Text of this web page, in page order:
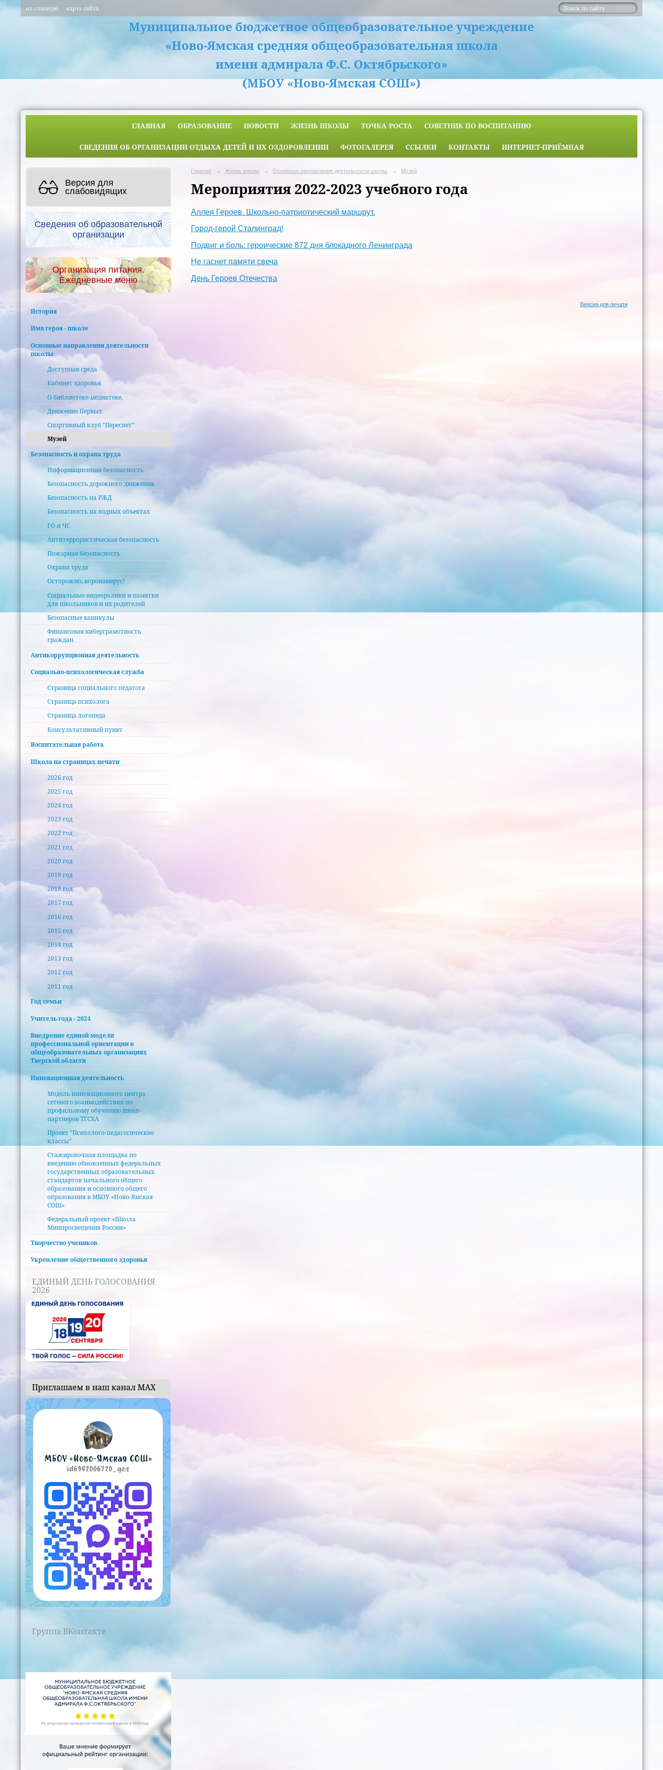
на главную карта сайта
Муниципальное бюджетное общеобразовательное учреждение
«Ново-Ямская средняя общеобразовательная школа
имени адмирала Ф.С. Октябрьского»
(МБОУ «Ново-Ямская СОШ»)
ГЛАВНАЯ ОБРАЗОВАНИЕ НОВОСТИ ЖИЗНЬ ШКОЛЫ ТОЧКА РОСТА СОВЕТНИК ПО ВОСПИТАНИЮ
СВЕДЕНИЯ ОБ ОРГАНИЗАЦИИ ОТДЫХА ДЕТЕЙ И ИХ ОЗДОРОВЛЕНИИ ФОТОГАЛЕРЕЯ ССЫЛКИ КОНТАКТЫ ИНТЕРНЕТ-ПРИЁМНАЯ
Версия для
слабовидящих
Сведения об образовательной
организации
Организация питания.
Ежедневные меню
История
Имя героя - школе
Основные направления деятельности
школы
Доступная среда
Кабинет здоровья
О библиотеке-медиатеке.
Движение Первых
Спортивный клуб "Пересвет"
Музей
Безопасность и охрана труда
Информационная безопасность
Безопасность дорожного движения
Безопасность на РЖД
Безопасность на водных объектах
ГО и ЧС
Антитеррористическая безопасность
Пожарная безопасность
Охрана труда
Осторожно, коронавирус!
Социальные видеоролики и памятки
для школьников и их родителей
Безопасные каникулы
Финансовая киберграмотность
граждан
Антикоррупционная деятельность
Социально-психологическая служба
Страница социального педагога
Страница психолога
Страница логопеда
Консультативный пункт
Воспитательная работа
Школа на страницах печати
2026 год
2025 год
2024 год
2023 год
2022 год
2021 год
2020 год
2019 год
2018 год
2017 год
2016 год
2015 год
2014 год
2013 год
2012 год
2011 год
Год семьи
Учитель года - 2024
Внедрение единой модели
профессиональной ориентации в
общеобразовательных организациях
Тверской области
Инновационная деятельность
Модель инновационного центра
сетевого взаимодействия по
профильному обучению школ-
партнеров ТГСХА
Проект "Психолого-педагогические
классы"
Стажировочная площадка по
введению обновленных федеральных
государственных образовательных
стандартов начального общего
образования и основного общего
образования в MБОУ «Ново-Ямская
СОШ»
Федеральный проект «Школа
Минпросвещения России»
Творчество учеников
Укрепление общественного здоровья
ЕДИНЫЙ ДЕНЬ ГОЛОСОВАНИЯ
2026
Приглашаем в наш канал МАХ
Группа ВКонтакте
Главная → Жизнь школы → Основные направления деятельности школы → Музей
Мероприятия 2022-2023 учебного года
Аллея Героев. Школьно-патриотический маршрут.
Город-герой Сталинград!
Подвиг и боль: героические 872 дня блокадного Ленинграда
Не гаснет памяти свеча
День Героев Отечества
Версия для печати